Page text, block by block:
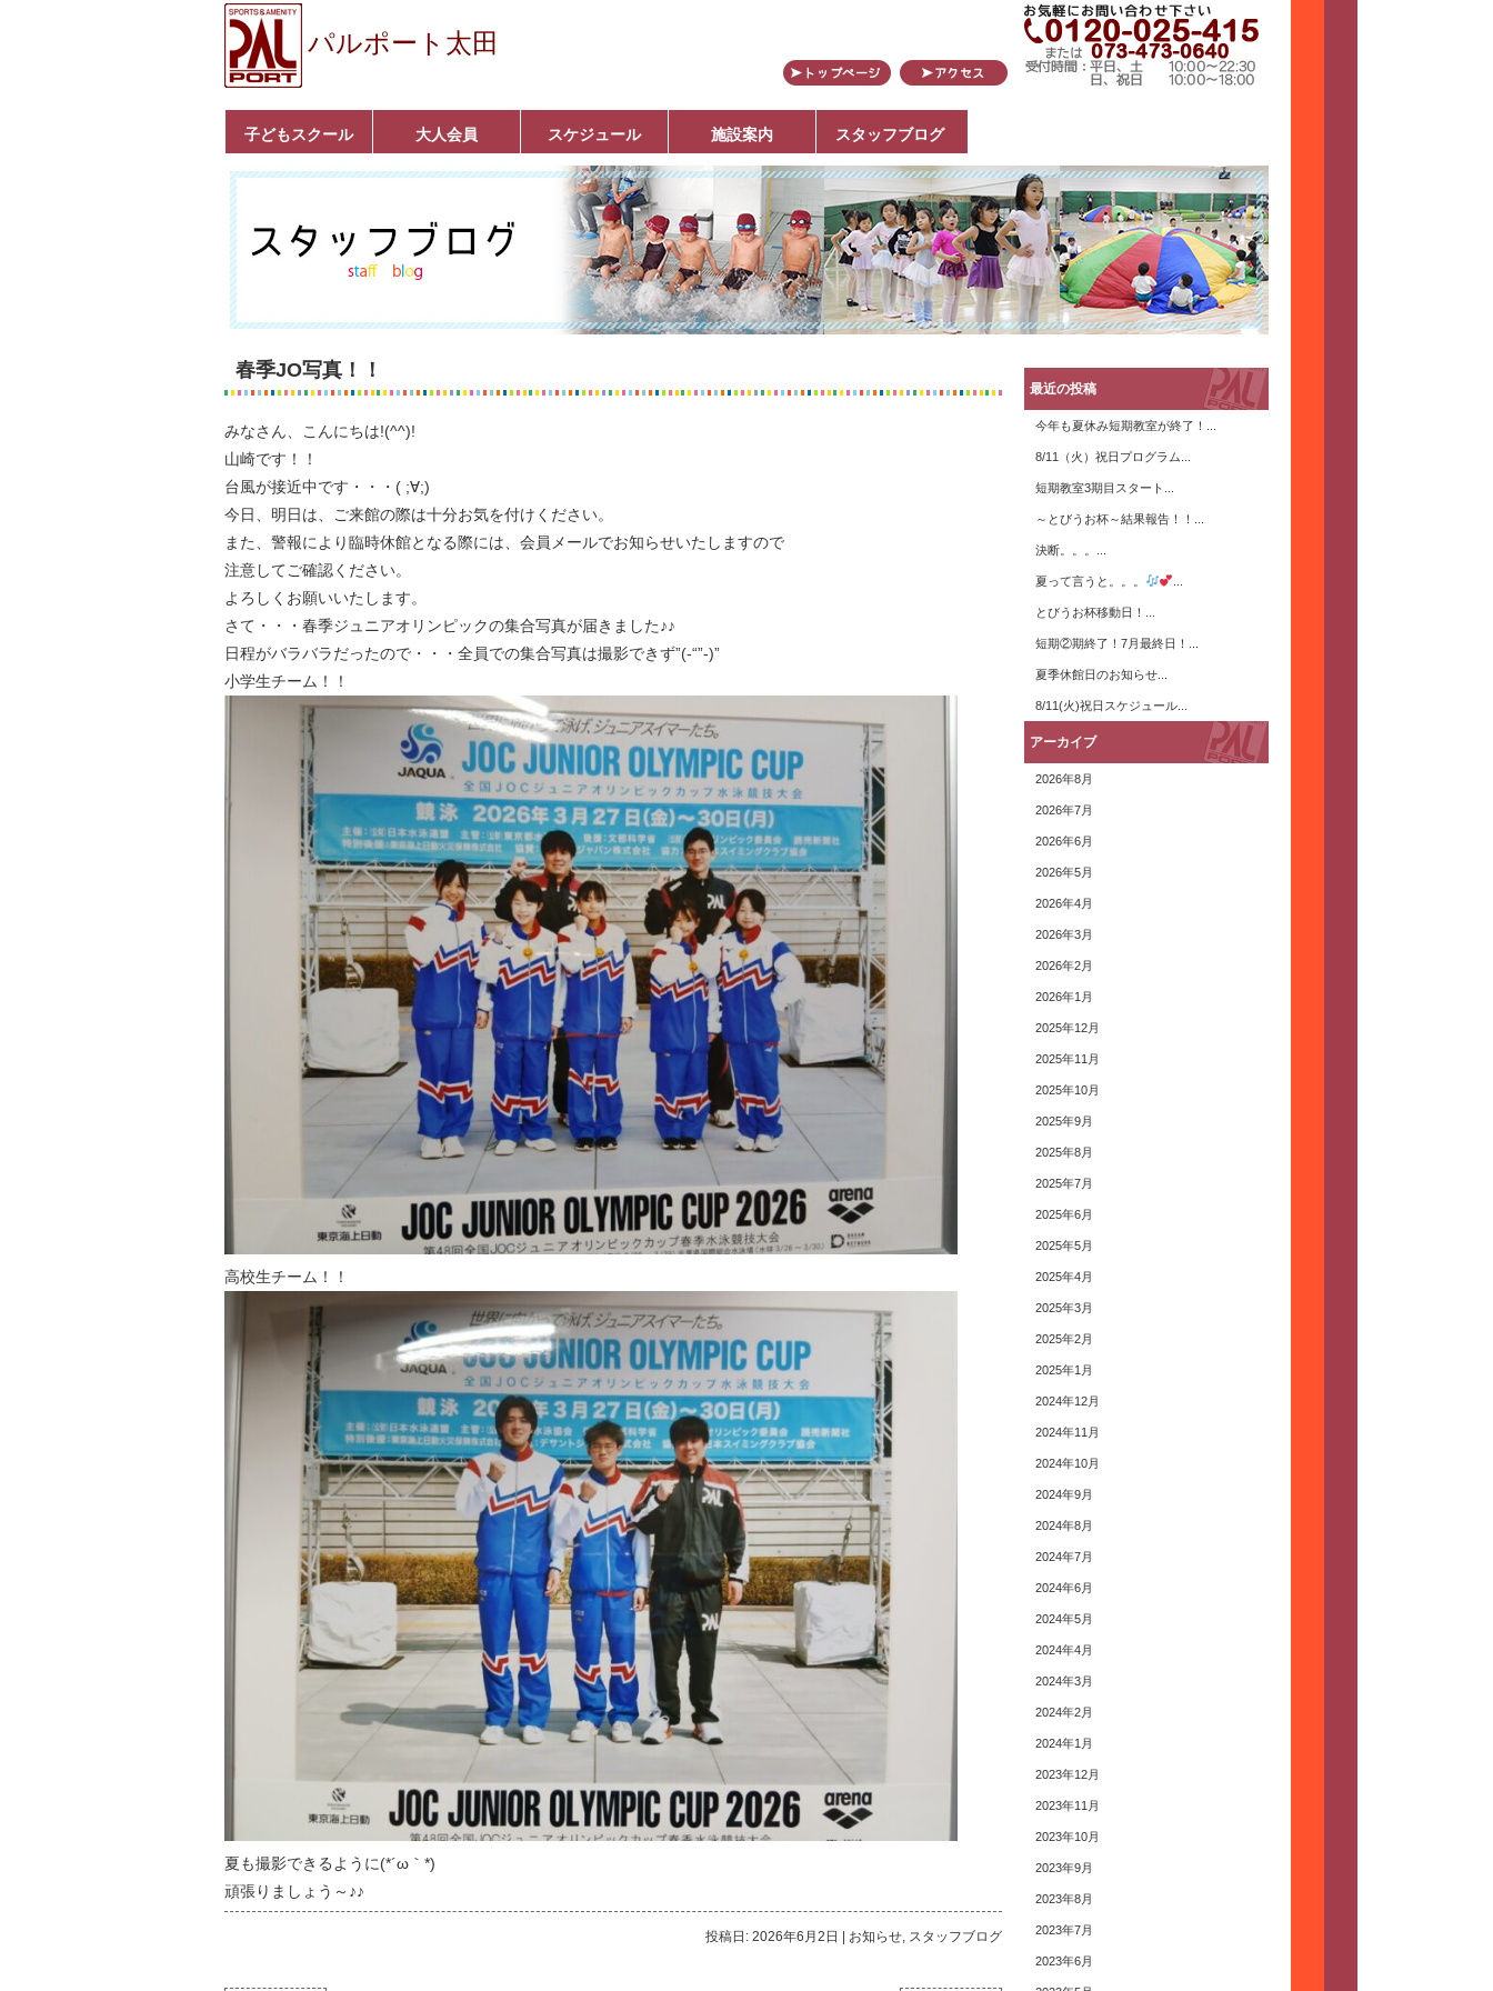
パルポート太田
子どもスクール
ベビーコース
幼児コース
小学生コース
育成コース
選手コース
キッズパーク(体操教
室)
クラシックバレエ
ボルダリング
■入会案内
大人会員
いきいきコース
トライアスロン
フィットネス
■入会案内
スケジュール 施設案内 スタッフブログ
春季JO写真！！
みなさん、こんにちは!(^^)!
山崎です！！
台風が接近中です・・・( ;∀;)
今日、明日は、ご来館の際は十分お気を付けください。
また、警報により臨時休館となる際には、会員メールでお知らせいたしますので
注意してご確認ください。
よろしくお願いいたします。
さて・・・春季ジュニアオリンピックの集合写真が届きました♪♪
日程がバラバラだったので・・・全員での集合写真は撮影できず”(-“”-)”
小学生チーム！！
高校生チーム！！
夏も撮影できるように(*´ω｀*)
頑張りましょう～♪♪
投稿日: 2026年6月2日 お知らせ, スタッフブログ
最近の投稿
今年も夏休み短期教室が終了！...
8/11（火）祝日プログラム...
短期教室3期目スタート...
～とびうお杯～結果報告！！...
決断。。。...
夏って言うと。。。
とびうお杯移動日！...
短期②期終了！7月最終日！...
夏季休館日のお知らせ...
8/11(火)祝日スケジュール...
アーカイブ
2026年8月
2026年7月
2026年6月
2026年5月
2026年4月
2026年3月
2026年2月
2026年1月
2025年12月
2025年11月
2025年10月
2025年9月
2025年8月
2025年7月
2025年6月
2025年5月
2025年4月
2025年3月
2025年2月
2025年1月
2024年12月
2024年11月
2024年10月
2024年9月
2024年8月
2024年7月
2024年6月
2024年5月
2024年4月
2024年3月
2024年2月
2024年1月
2023年12月
2023年11月
2023年10月
2023年9月
2023年8月
2023年7月
2023年6月